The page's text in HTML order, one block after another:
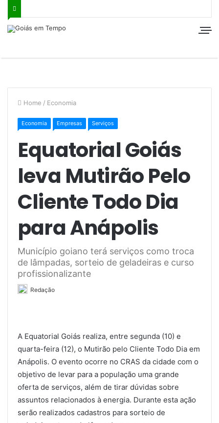
Home / Economia
Economia Empresas Serviços
Equatorial Goiás
leva Mutirão Pelo
Cliente Todo Dia
para Anápolis
Município goiano terá serviços como troca
de lâmpadas, sorteio de geladeiras e curso
profissionalizante
Redação
A Equatorial Goiás realiza, entre segunda (10) e
quarta-feira (12), o Mutirão pelo Cliente Todo Dia em
Anápolis. O evento ocorre no CRAS da cidade com o
objetivo de levar para a população uma grande
oferta de serviços, além de tirar dúvidas sobre
assuntos relacionados à energia. Durante esta ação
serão realizados cadastros para sorteio de